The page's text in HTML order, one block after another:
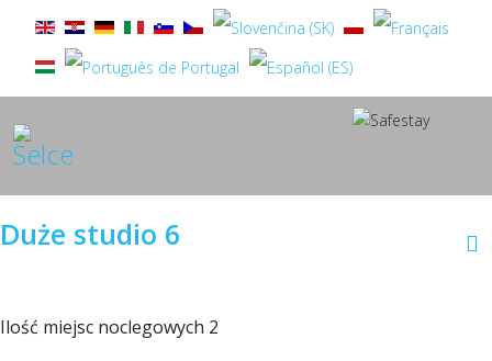
Duże studio 6
Ilość miejsc noclegowych 2